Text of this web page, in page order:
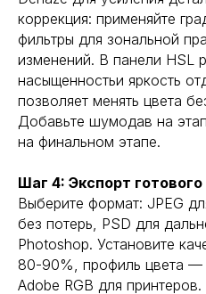
коррекция: применяйте
фильтры для зональной
изменений. В панели HSL
насыщенностьи яркость
позволяет менять цвета
Добавьте шумодав на
на финальном этапе.
Шаг 4: Экспорт
Выберите формат: JPEG
без потерь, PSD для
Photoshop. Установите
80-90%, профиль цвета —
Adobe RGB для